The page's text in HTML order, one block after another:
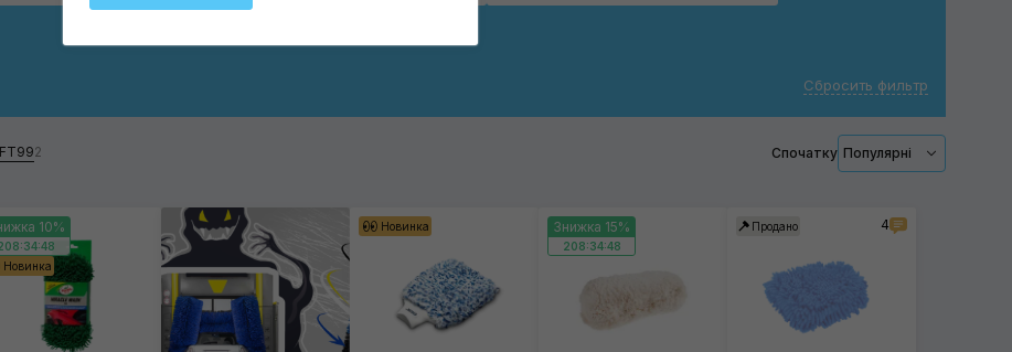
Сбросить фильтр
2 Спочатку Популярні
10%
Новинка
Новинка Знижка 15%
208:34:48
Продано 4